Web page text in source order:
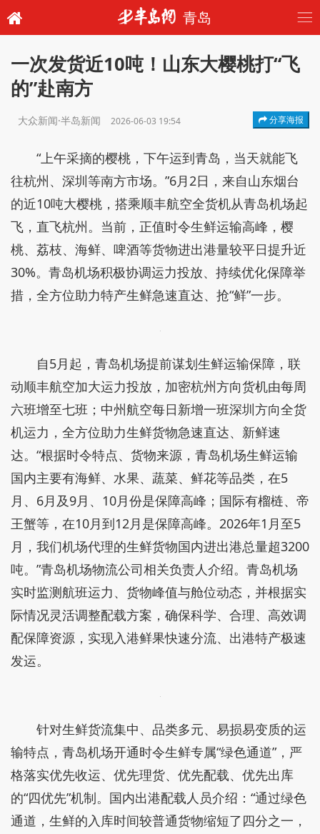
青岛
一次发货近10吨！山东大樱桃打“飞
的”赴南方
大众新闻·半岛新闻 2026-06-03 19:54 分享海报
“上午采摘的樱桃，下午运到青岛，当天就能飞
往杭州、深圳等南方市场。”6月2日，来自山东烟台
的近10吨大樱桃，搭乘顺丰航空全货机从青岛机场起
飞，直飞杭州。当前，正值时令生鲜运输高峰，樱
桃、荔枝、海鲜、啤酒等货物进出港量较平日提升近
30%。青岛机场积极协调运力投放、持续优化保障举
措，全方位助力特产生鲜急速直达、抢“鲜”一步。
自5月起，青岛机场提前谋划生鲜运输保障，联
动顺丰航空加大运力投放，加密杭州方向货机由每周
六班增至七班；中州航空每日新增一班深圳方向全货
机运力，全方位助力生鲜货物急速直达、新鲜速
达。“根据时令特点、货物来源，青岛机场生鲜运输
国内主要有海鲜、水果、蔬菜、鲜花等品类，在5
月、6月及9月、10月份是保障高峰；国际有榴梿、帝
王蟹等，在10月到12月是保障高峰。2026年1月至5
月，我们机场代理的生鲜货物国内进出港总量超3200
吨。”青岛机场物流公司相关负责人介绍。青岛机场
实时监测航班运力、货物峰值与舱位动态，并根据实
际情况灵活调整配载方案，确保科学、合理、高效调
配保障资源，实现入港鲜果快速分流、出港特产极速
发运。
针对生鲜货流集中、品类多元、易损易变质的运
输特点，青岛机场开通时令生鲜专属“绿色通道”，严
格落实优先收运、优先理货、优先配载、优先出库
的“四优先”机制。国内出港配载人员介绍：“通过绿色
通道，生鲜的入库时间较普通货物缩短了四分之一，